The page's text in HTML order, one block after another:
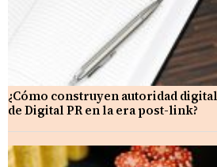
¿Cómo construyen autoridad
de Digital PR en la era post-link?